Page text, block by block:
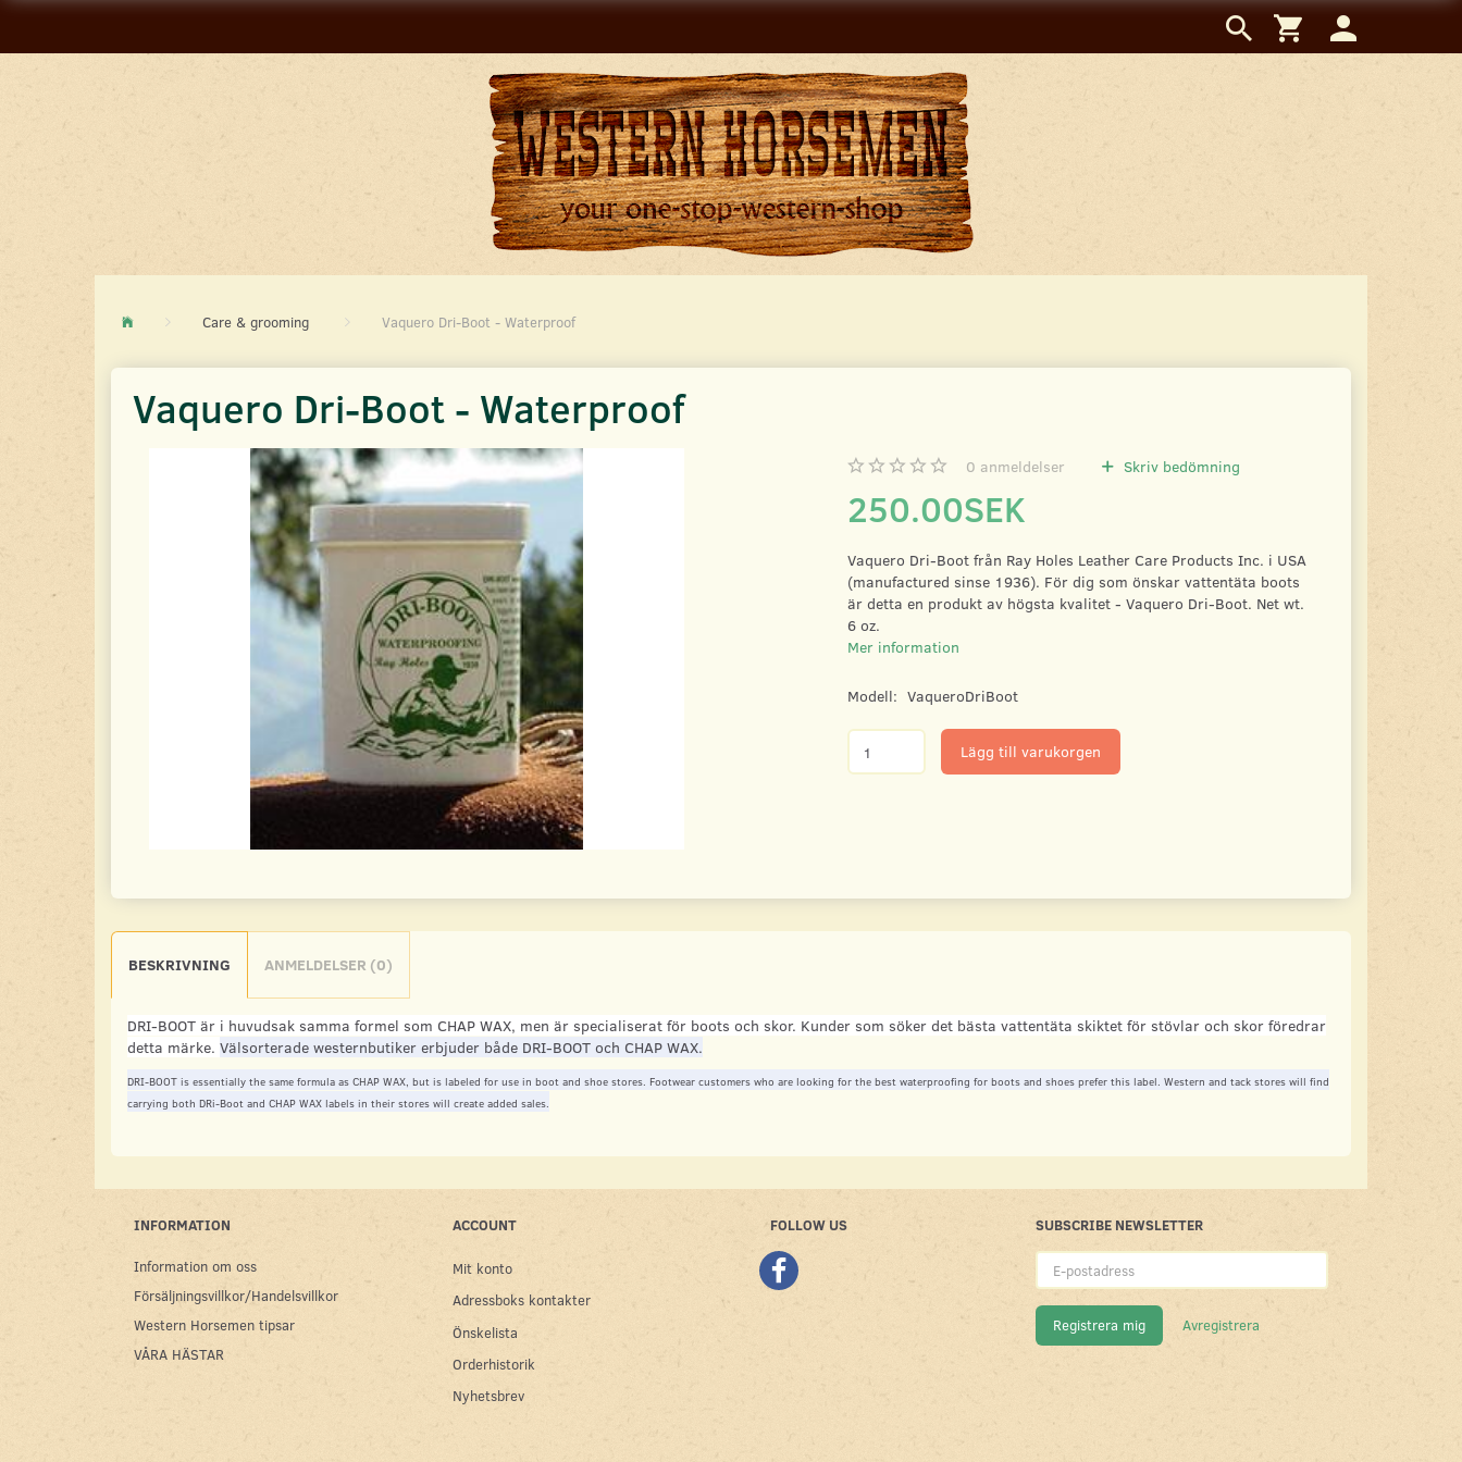
Care & grooming Vaquero Dri-Boot - Waterproof
Vaquero Dri-Boot - Waterproof
0 anmeldelser Skriv bedömning
250.00SEK
Vaquero Dri-Boot från Ray Holes Leather Care Products Inc. i USA
(manufactured sinse 1936). För dig som önskar vattentäta boots
är detta en produkt av högsta kvalitet - Vaquero Dri-Boot. Net wt.
6 oz.
Mer information
Modell: VaqueroDriBoot
Lägg till varukorgen
BESKRIVNING ANMELDELSER (0)
DRI-BOOT är i huvudsak samma formel som CHAP WAX, men är specialiserat för boots och skor. Kunder som söker det bästa vattentäta skiktet för stövlar och skor föredrar
detta märke. Välsorterade westernbutiker erbjuder både DRI-BOOT och CHAP WAX.
DRI-BOOT is essentially the same formula as CHAP WAX, but is labeled for use in boot and shoe stores. Footwear customers who are looking for the best waterproofing for boots and shoes prefer this label. Western and tack stores will find
carrying both DRi-Boot and CHAP WAX labels in their stores will create added sales.
INFORMATION
Information om oss
Försäljningsvillkor/Handelsvillkor
Western Horsemen tipsar
VÅRA HÄSTAR
ACCOUNT
Mit konto
Adressboks kontakter
Önskelista
Orderhistorik
Nyhetsbrev
FOLLOW US
SUBSCRIBE NEWSLETTER
E-
postadress
Registrera mig Avregistrera